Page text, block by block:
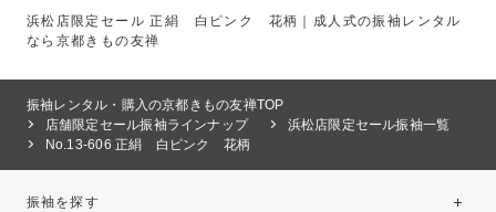
浜松店限定セール 正絹 白ピンク 花柄｜成人式の振袖レンタル
なら京都きもの友禅
振袖レンタル・購入の京都きもの友禅TOP
店舗限定セール振袖ラインナップ
浜松店限定セール振袖一覧
No.13-606 正絹 白ピンク 花柄
振袖を探す